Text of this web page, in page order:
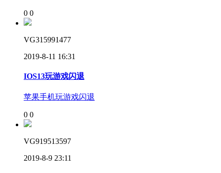
0 0
VG315991477
2019-8-11 16:31
IOS13玩游戏闪退
苹果手机玩游戏闪退
0 0
VG919513597
2019-8-9 23:11